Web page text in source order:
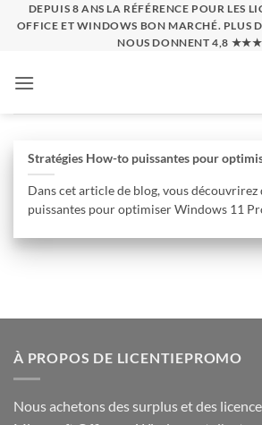
PasserDEPUIS 8 ANS LA RÉFÉRENCE POUR LES
OFFICE ET WINDOWS BON MARCHÉ. PLUS
NOUS DONNENT 4,8
Stratégies How-to puissantes pour
Dans cet article de blog, vous découvrirez
puissantes pour optimiser Windows 11
À PROPOS DE LICENTIEPROMO
Nous achetons des surplus et des